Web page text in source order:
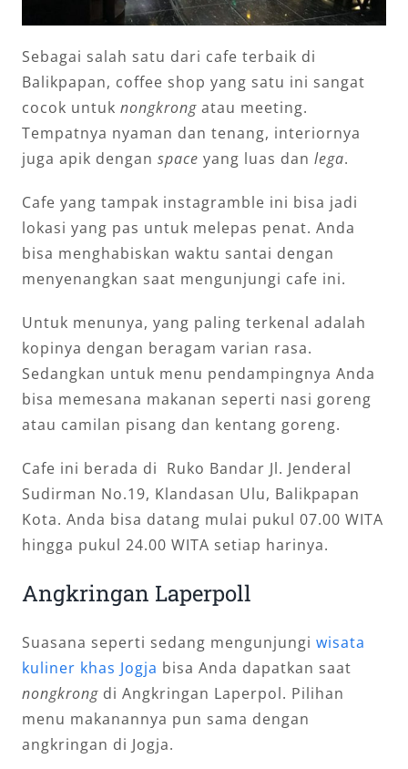
Sebagai salah satu dari cafe terbaik di
Balikpapan, coffee shop yang satu ini sangat
cocok untuk nongkrongatau meeting.
Tempatnya nyaman dan tenang, interiornya
juga apik dengan space yang luas dan lega.
Cafe yang tampak instagramble ini bisa jadi
lokasi yang pas untuk melepas penat. Anda
bisa menghabiskan waktu santai dengan
menyenangkan saat mengunjungi cafe ini.
Untuk menunya, yang paling terkenal adalah
kopinya dengan beragam varian rasa.
Sedangkan untuk menu pendampingnya Anda
bisa memesana makanan seperti nasi goreng
atau camilan pisang dan kentang goreng.
Cafe ini berada di Ruko Bandar Jl. Jenderal
Sudirman No.19, Klandasan Ulu, Balikpapan
Kota. Anda bisa datang mulai pukul 07.00 WITA
hingga pukul 24.00 WITA setiap harinya.
Angkringan Laperpoll
Suasana seperti sedang mengunjungi wisata
kuliner khas Jogja bisa Anda dapatkan saat
nongkrong di Angkringan Laperpol. Pilihan
menu makanannya pun sama dengan
angkringan di Jogja.